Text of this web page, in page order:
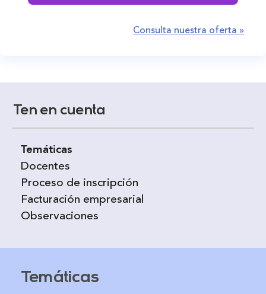
Consulta nuestra oferta »
Ten en cuenta
Temáticas
Docentes
Proceso de inscripción
Facturación empresarial
Observaciones
Temáticas